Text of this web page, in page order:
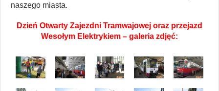
naszego miasta.
Dzień Otwarty Zajezdni Tramwajowej oraz przejazd
Wesołym Elektrykiem – galeria zdjęć: